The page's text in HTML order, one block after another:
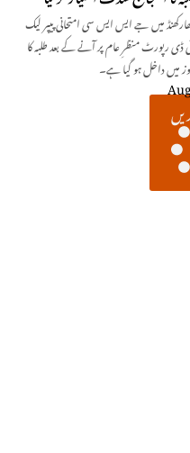
میں جے ایس ایس سی امتحانی پیپر لیک
ڈی رپورٹ منظرِ عام پر آنے کے بعد طلبہ کا